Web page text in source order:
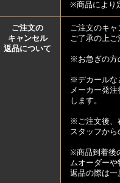
※商品により
ご注文の
キャンセル
返品について
ご注文のキャ
ご了承の上ご
※お急ぎの方
※デカールな
メーカー発
します。
※ご注文後、
スタッフから
※商品到着後
ムオーダーや
返品の際は一